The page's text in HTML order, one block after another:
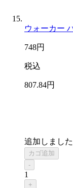
ウォーカー
748円
税込
807.84円
追加しました
カゴ追加
-
1
+